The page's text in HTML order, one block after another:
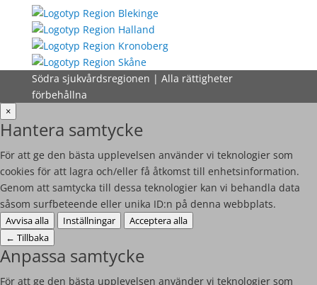
Södra sjukvårdsregionen | Alla rättigheter
förbehållna
×
Hantera samtycke
För att ge den bästa upplevelsen använder vi teknologier som
cookies för att lagra och/eller få åtkomst till enhetsinformation.
Genom att samtycka till dessa teknologier kan vi behandla data
såsom surfbeteende eller unika ID:n på denna webbplats.
Avvisa alla Inställningar
Acceptera alla
← Tillbaka
Anpassa samtycke
För att ge den bästa upplevelsen använder vi teknologier som